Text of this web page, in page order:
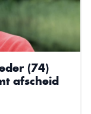
(74)
afscheid